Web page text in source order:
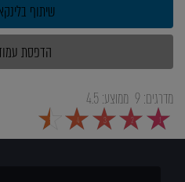
שיתוף
הדפסת
מדרגים:9 ממוצע:4.5
1
2
3
4
5